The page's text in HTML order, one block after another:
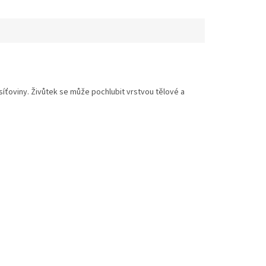
Živůtek se může pochlubit vrstvou tělové a